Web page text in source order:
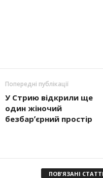
Попередні публікації
У Стрию відкрили ще
один жіночий
безбарʼєрний простір
ПОВ'ЯЗАНІ СТАТТІ